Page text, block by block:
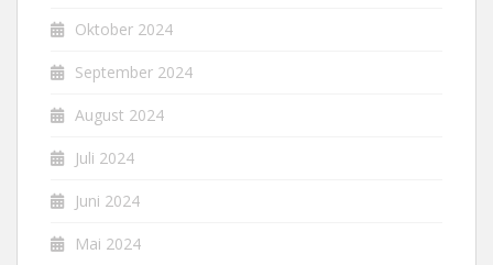
Oktober 2024
September 2024
August 2024
Juli 2024
Juni 2024
Mai 2024